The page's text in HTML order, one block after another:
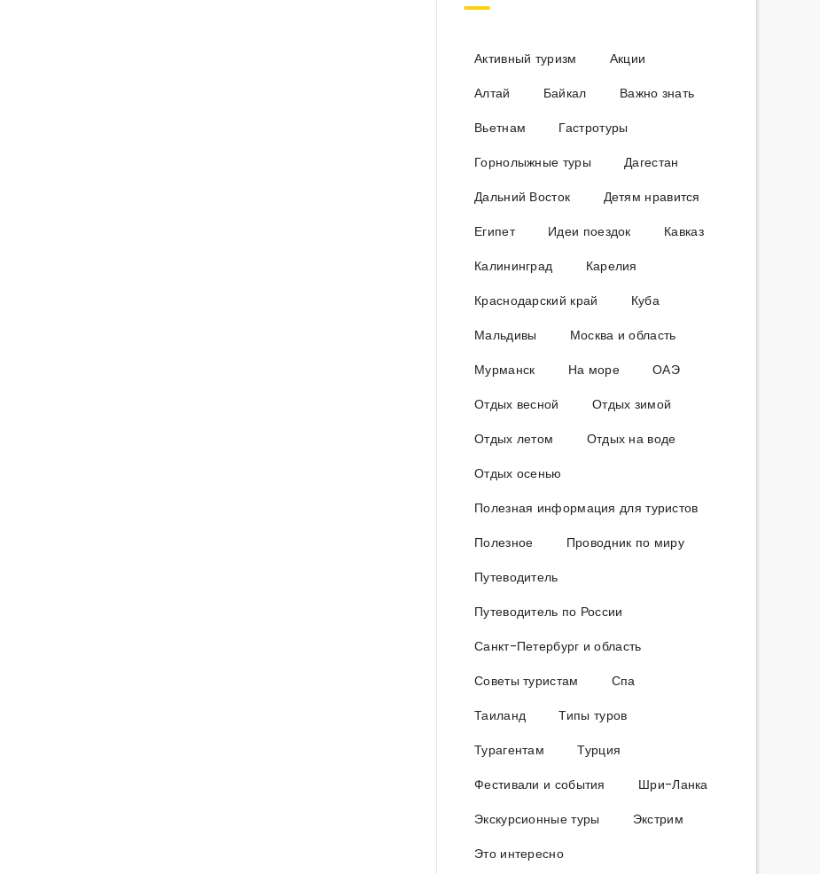
Активный туризм
Акции
Алтай
Байкал
Важно знать
Вьетнам
Гастротуры
Горнолыжные туры
Дагестан
Дальний Восток
Детям нравится
Египет
Идеи поездок
Кавказ
Калининград
Карелия
Краснодарский край
Куба
Мальдивы
Москва и область
Мурманск
На море
ОАЭ
Отдых весной
Отдых зимой
Отдых летом
Отдых на воде
Отдых осенью
Полезная информация для туристов
Полезное
Проводник по миру
Путеводитель
Путеводитель по России
Санкт-Петербург и область
Советы туристам
Спа
Таиланд
Типы туров
Турагентам
Турция
Фестивали и события
Шри-Ланка
Экскурсионные туры
Экстрим
Это интересно